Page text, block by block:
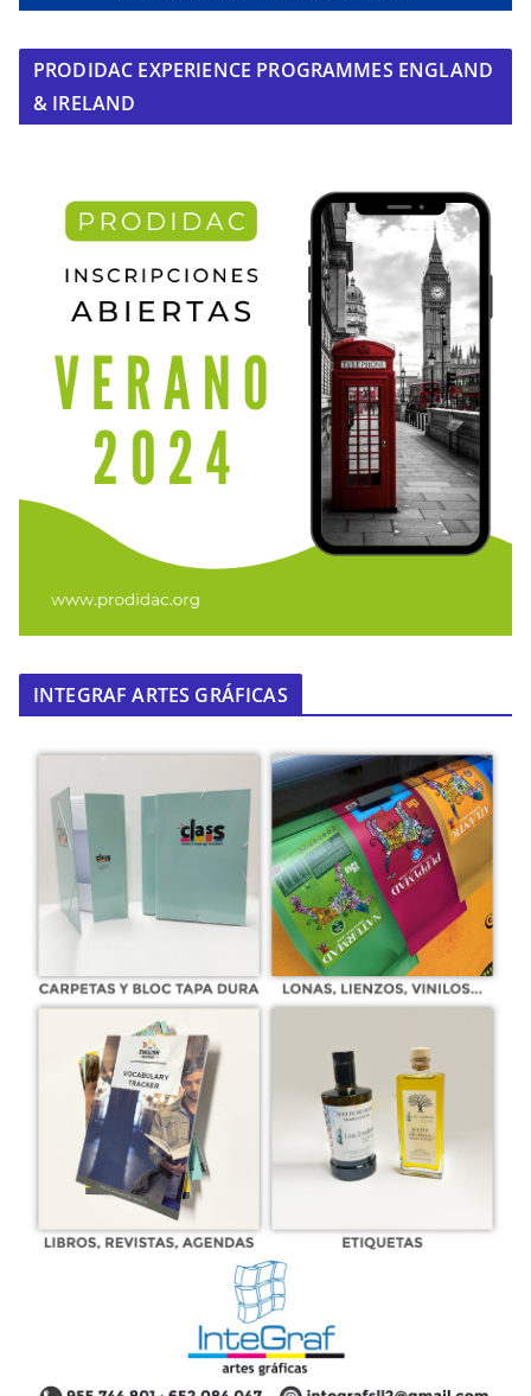
PRODIDAC EXPERIENCE PROGRAMMES ENGLAND
& IRELAND
INTEGRAF ARTES GRÁFICAS